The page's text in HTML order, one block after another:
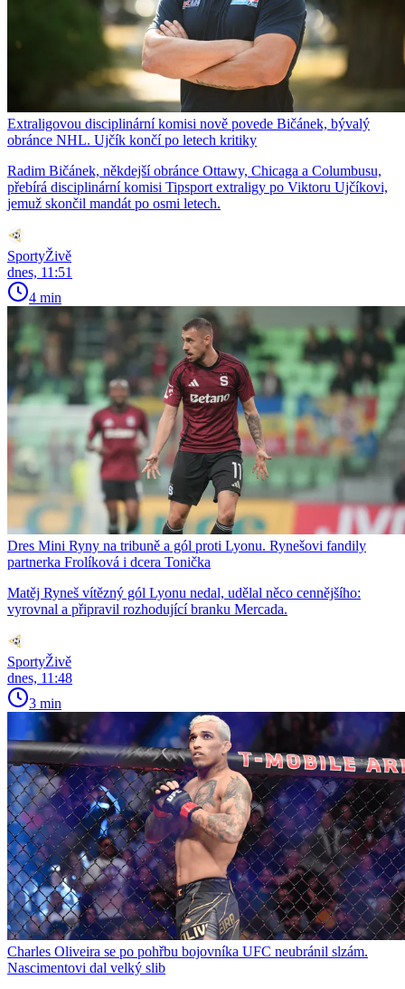
Extraligovou disciplinární komisi nově povede Bičánek, bývalý
obránce NHL. Ujčík končí po letech kritiky
Radim Bičánek, někdejší obránce Ottawy, Chicaga a Columbusu,
přebírá disciplinární komisi Tipsport extraligy po Viktoru Ujčíkovi,
jemuž skončil mandát po osmi letech.
SportyŽivě
dnes, 11:51
4 min
Dres Mini Ryny na tribuně a gól proti Lyonu. Rynešovi fandily
partnerka Frolíková i dcera Tonička
Matěj Ryneš vítězný gól Lyonu nedal, udělal něco cennějšího:
vyrovnal a připravil rozhodující branku Mercada.
SportyŽivě
dnes, 11:48
3 min
Charles Oliveira se po pohřbu bojovníka UFC neubránil slzám.
Nascimentovi dal velký slib